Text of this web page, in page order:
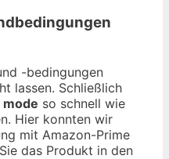
-bedingungen
lassen. Schließlich
mode so schnell wie
Hier konnten wir
mit Amazon-Prime
das Produkt in den